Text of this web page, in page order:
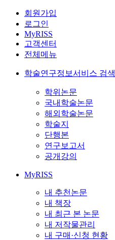
회원가입
로그인
MyRISS
고객센터
전체메뉴
학술연구정보서비스 검색
학위논문
국내학술논문
해외학술논문
학술지
단행본
연구보고서
공개강의
MyRISS
내 추천논문
내 책장
내 최근 본 논문
내 저작물관리
내 구매·신청 현황